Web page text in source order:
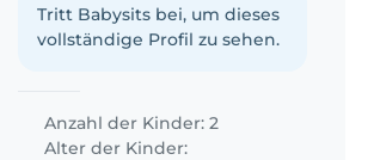
Tritt Babysits bei, um dieses
vollständige Profil zu sehen.
Anzahl der Kinder: 2
Alter der Kinder: